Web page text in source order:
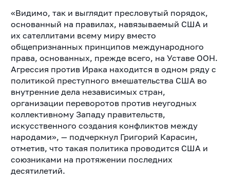
«Видимо, так и выглядит пресловутый порядок,
основанный на правилах, навязываемый США и
их сателлитами всему миру вместо
общепризнанных принципов международного
права, основанных, прежде всего, на Уставе ООН.
Агрессия против Ирака находится в одном ряду с
политикой преступного вмешательства США во
внутренние дела независимых стран,
организации переворотов против неугодных
коллективному Западу правительств,
искусственного создания конфликтов между
народами», — подчеркнул Григорий Карасин,
отметив, что такая политика проводится США и
союзниками на протяжении последних
десятилетий.